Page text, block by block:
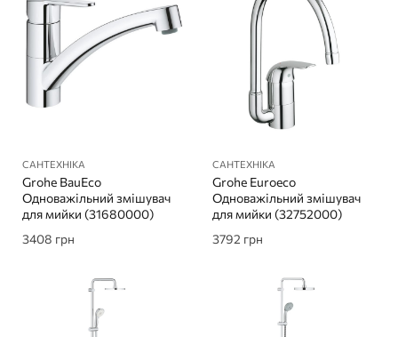
САНТЕХНІКА
Grohe BauEco
Одноважільний змішувач
для мийки (31680000)
3408 грн
САНТЕХНІКА
Grohe Euroeco
Одноважільний змішувач
для мийки (32752000)
3792 грн